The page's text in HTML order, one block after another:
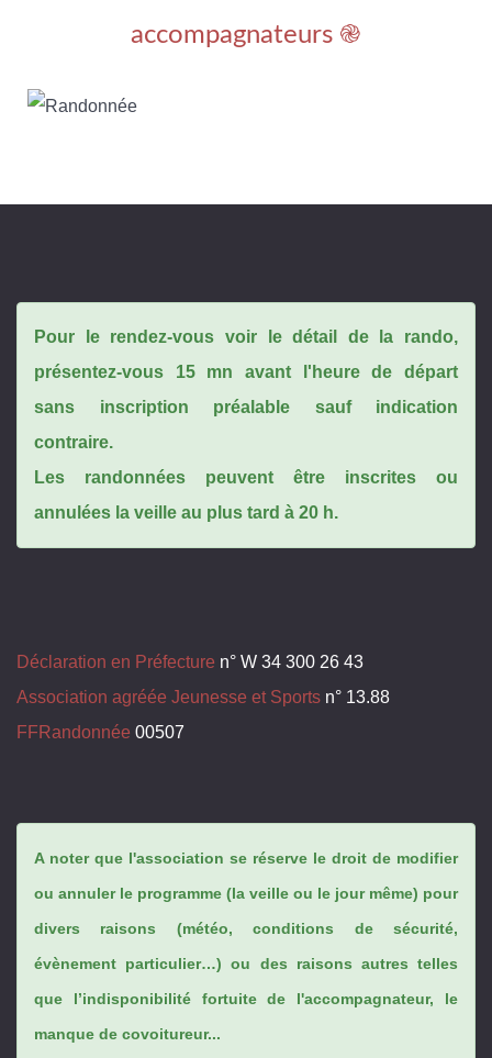
accompagnateurs ֎
Pour le rendez-vous voir le détail de la rando,
présentez-vous 15 mn avant l'heure de départ
sans inscription préalable sauf indication
contraire.
Les randonnées peuvent être inscrites ou
annulées la veille au plus tard à 20 h.
Déclaration en Préfecture n° W 34 300 26 43
Association agréée Jeunesse et Sports n° 13.88
FFRandonnée 00507
A noter que l'association se réserve le droit de modifier
ou annuler le programme (la veille ou le jour même) pour
divers raisons (météo, conditions de sécurité,
évènement particulier…) ou des raisons autres telles
que l’indisponibilité fortuite de l'accompagnateur, le
manque de covoitureur...